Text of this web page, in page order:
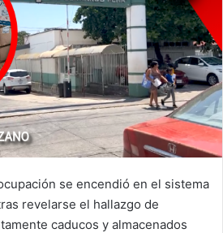
se encendió en el sistema
revelarse el hallazgo de
caducos y almacenados